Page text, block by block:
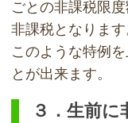
ごとの非課税限
非課税となります
このような特例
とが出来ます。
３．生前に